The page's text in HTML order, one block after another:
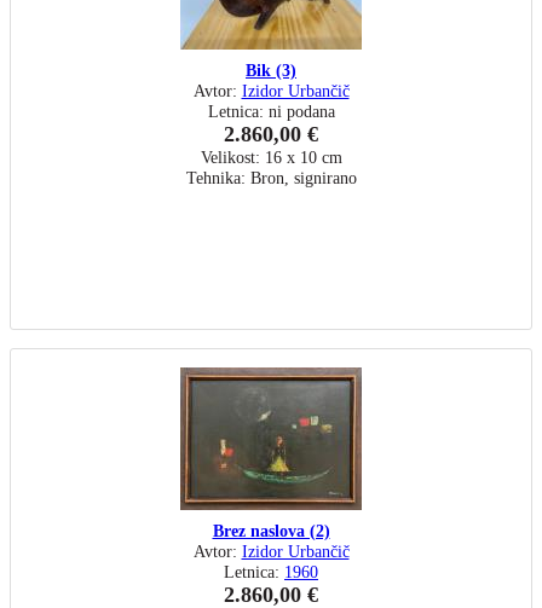
Bik (3)
Avtor: Izidor Urbančič
Letnica: ni podana
2.860,00 €
Velikost: 16 x 10 cm
Tehnika: Bron, signirano
Brez naslova (2)
Avtor: Izidor Urbančič
Letnica: 1960
2.860,00 €